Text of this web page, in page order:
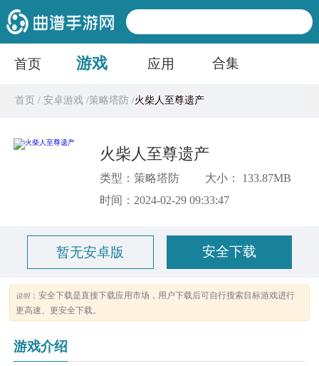
首页 游戏 应用 合集
首页 /安卓游戏 /策略塔防 /火柴人至尊遗产
火柴人至尊遗产
类型：策略塔防
大小： 133.87MB
时间：2024-02-29 09:33:47
暂无安卓版 安全下载
说明：安全下载是直接下载应用市场，用户下载后可自行搜索目标游戏进行
更高速、更安全下载。
游戏介绍